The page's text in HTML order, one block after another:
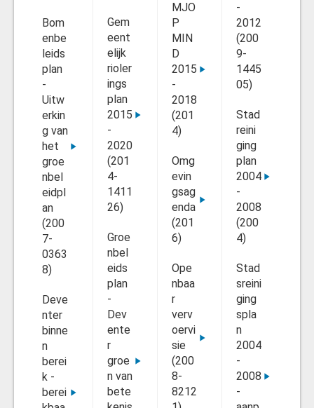
Bom
enbe
leids
plan
-
Uitw
erkin
g van
het
groe
nbel
eidpl
an
(200
7-
0363
8)
Deve
nter
binne
n
berei
k -
berei
Gem
eent
elijk
rioler
ings
plan
2015
-
2020
(201
4-
1411
26)
Groe
nbel
eids
plan
-
Dev
ente
r
groe
n van
bete
MJO
P
MIN
D
2015
-
2018
(201
4)
Omg
evin
gsag
enda
(201
6)
Ope
nbaa
r
verv
oervi
sie
(200
8-
8212
-
2012
(200
9-
1445
05)
Stad
reini
ging
plan
2004
-
2008
(200
4)
Stad
sreini
ging
spla
n
2004
-
2008
-